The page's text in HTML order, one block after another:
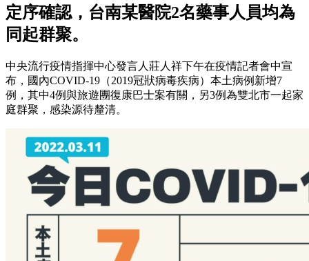
定序確認，台南某醫院2名藥事人員均為
同起群聚。
中央流行疫情指揮中心發言人莊人祥下午在疫情記者會中宣
布，國內COVID-19（2019冠狀病毒疾病）本土病例新增7
例，其中4例與旅遊團復康巴士案有關，另3例為雙北市一起家
庭群聚，感染源待釐清。